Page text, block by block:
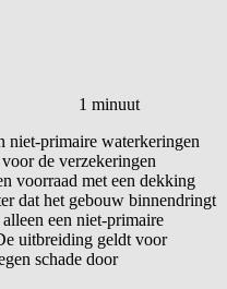
1 minuut
niet-primaire waterkeringen
de verzekeringen
voorraad met een dekking
dat het gebouw binnendringt
een niet-primaire
uitbreiding geldt voor
schade door